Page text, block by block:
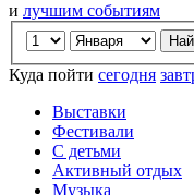
и лучшим событиям
Куда пойти сегодня
Выставки
Фестивали
С детьми
Активный отдых
Музыка